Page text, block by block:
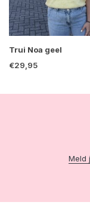
Trui Noa geel
€29,95
Meld